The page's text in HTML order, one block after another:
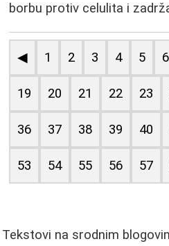
borbu protiv celulita i
◀ 1 2 3 4 5 6
19 20 21 22 23
36 37 38 39 40
53 54 55 56 57
Tekstovi na srodnim